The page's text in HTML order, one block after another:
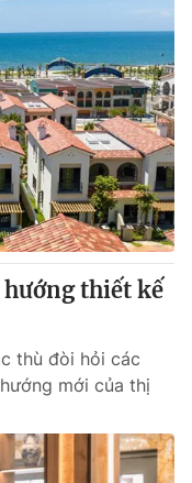
hướng thiết kế
thù đòi hỏi các
mới của thị